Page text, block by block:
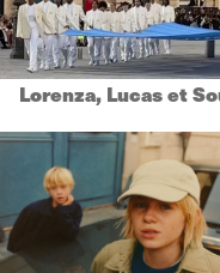
Lorenza, Lucas et